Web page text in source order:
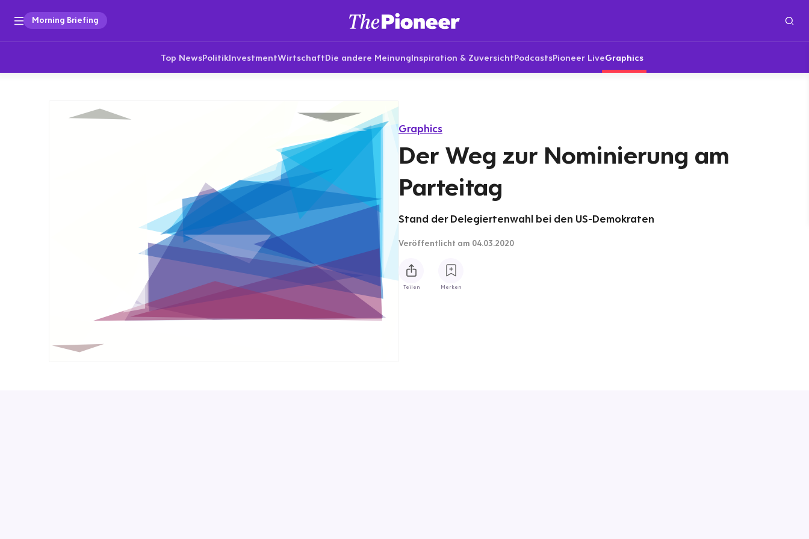
Morning Briefing
Top NewsPolitikInvestmentWirtschaftDie andere MeinungInspiration & ZuversichtPodcastsPioneer LiveGraphics
Graphics
Der Weg zur Nominierung am
Parteitag
Stand der Delegiertenwahl bei den US-Demokraten
Veröffentlicht am 04.03.2020
Teilen Merken